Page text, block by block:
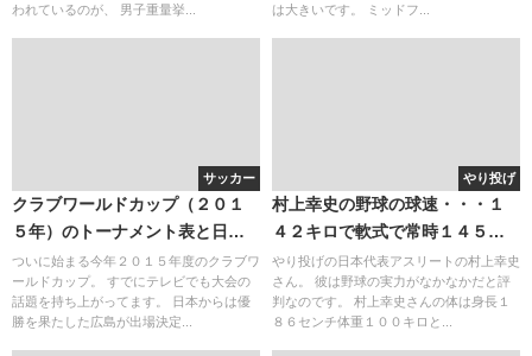
われているのが、 男子重量挙...
は大きいです。 ミッドフ...
サッカー
クラブワールドカップ（２０１
５年）のトーナメント表と日
程。賞金はどのようなシステム
なのか？
ついに始まる今年２０１５年度のクラブワ
ールドカップ。 すでにテレビでも大会の
話題を持ち上がってます。 日本からは優
勝を果たした広島が出場決定...
やり投げ
村上幸史の野球の球速・・・１
４２キロで軟式で常時１４５キ
ロ、MAX１５２キロ・・・始球
式にはいつ？
やり投げの日本代表アスリートの村上幸史
さん。 彼は野球の実力がなかなかだと評
判なのです。 村上幸史さんの体は身長１
８６センチ体重１００キロと...